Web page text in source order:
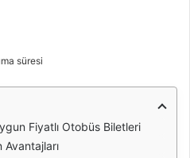
süresi
Fiyatlı Otobüs Biletleri